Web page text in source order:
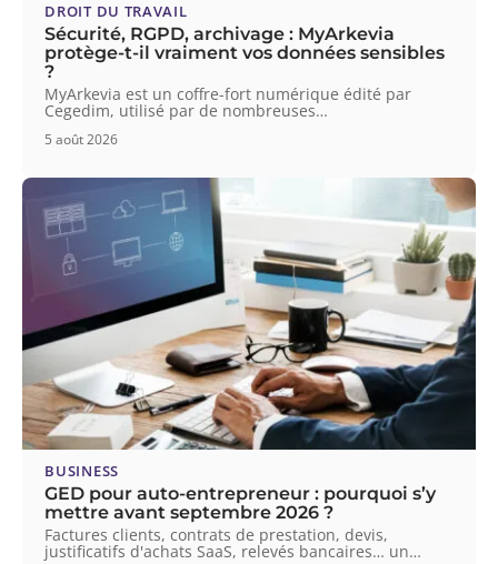
DROIT DU TRAVAIL
Sécurité, RGPD, archivage : MyArkevia
protège-t-il vraiment vos données sensibles
?
MyArkevia est un coffre-fort numérique édité par
Cegedim, utilisé par de nombreuses…
5 août 2026
BUSINESS
GED pour auto-entrepreneur : pourquoi s’y
mettre avant septembre 2026 ?
Factures clients, contrats de prestation, devis,
justificatifs d'achats SaaS, relevés bancaires… un…